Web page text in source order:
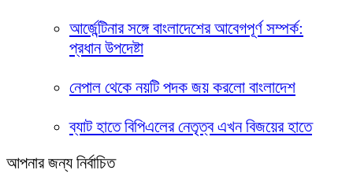
আর্জেন্টিনার সঙ্গে বাংলাদেশের আবেগপূর্ণ সম্পর্ক:
প্রধান উপদেষ্টা
নেপাল থেকে নয়টি পদক জয় করলো বাংলাদেশ
ব্যাট হাতে বিপিএলের নেতৃত্ব এখন বিজয়ের হাতে
আপনার জন্য নির্বাচিত